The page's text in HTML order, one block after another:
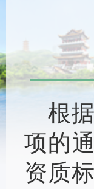
根
项的
资质